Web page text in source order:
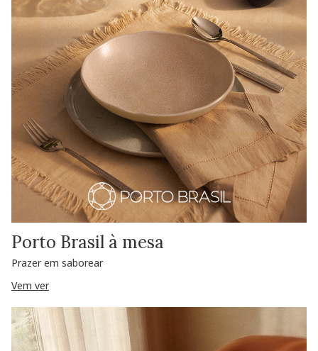
Porto Brasil à mesa
Prazer em saborear
Vem ver